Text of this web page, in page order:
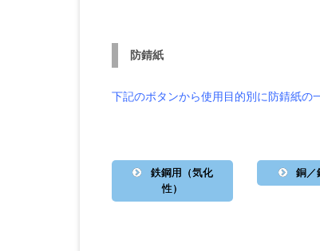
防錆紙
下記のボタンから使用目的別に防錆紙の
鉄鋼用（気化
性）
銅／